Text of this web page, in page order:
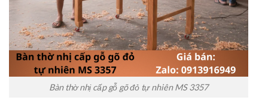
Bàn thờ nhị cấp gỗ gõ đỏ tự nhiên MS 3357